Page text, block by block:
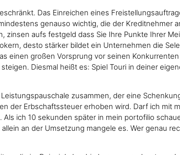
Das Einreichen eines
genauso wichtig, die der Kreditnehmer
aufs festgeld dass Sie Ihre Punkte Ihrer
desto stärker bildet ein Unternehmen die
einen großen Vorsprung vor seinen
Diesmal heißt es: Spiel Touri in deiner
zusammen, der eine
der Erbschaftssteuer erhoben wird. Darf ich mit
ich 10 sekunden später in mein portofilio
an der Umsetzung mangele es. Wer genau